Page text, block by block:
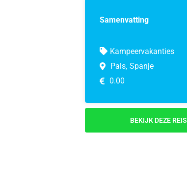
Samenvatting
Kampeervakanties
Pals, Spanje
0.00
BEKIJK DEZE REIS